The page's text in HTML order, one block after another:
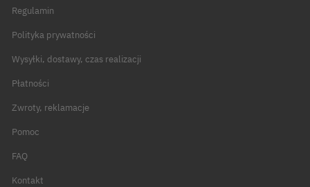
Regulamin
Polityka prywatności
Wysyłki, dostawy, czas realizacji
Płatności
Zwroty, reklamacje
Pomoc
FAQ
Kontakt